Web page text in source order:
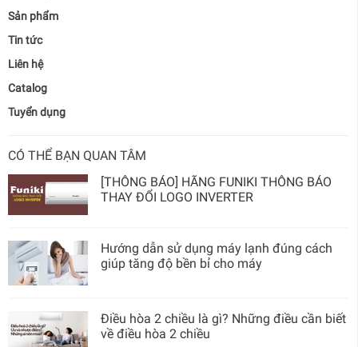
Sản phẩm
Tin tức
Liên hệ
Catalog
Tuyển dụng
CÓ THỂ BẠN QUAN TÂM
[THÔNG BÁO] HÃNG FUNIKI THÔNG BÁO
THAY ĐỔI LOGO INVERTER
Hướng dẫn sử dụng máy lạnh đúng cách
giúp tăng độ bền bỉ cho máy
Điều hòa 2 chiều là gì? Những điều cần biết
về điều hòa 2 chiều